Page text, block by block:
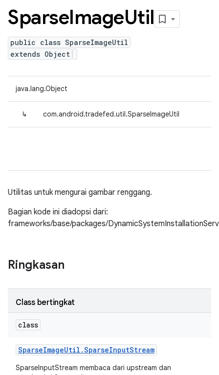
SparseImageUtil
public class SparseImageUtil
extends Object
java.lang.Object
↳ com.android.tradefed.util.SparseImageUtil
Utilitas untuk mengurai gambar renggang.
Bagian kode ini diadopsi dari:
frameworks/base/packages/
Ringkasan
Class bertingkat
class
SparseImageUtil .SparseInputStream
SparseInputStream membaca dari upstream dan